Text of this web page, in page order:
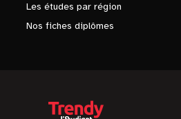
Les études par région
Nos fiches diplômes